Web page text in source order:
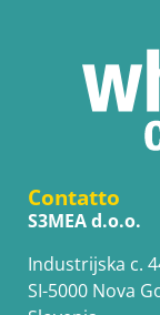
Contatto
S3MEA d.o.o.
Industrijska c.
SI-5000 Nova